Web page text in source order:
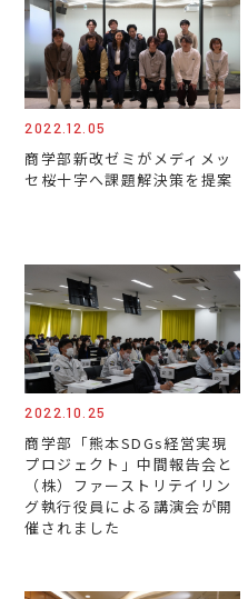
2022.12.05
商学部新改ゼミがメディメッ
セ桜十字へ課題解決策を提案
2022.10.25
商学部「熊本SDGs経営実現
プロジェクト」中間報告会と
（株）ファーストリテイリン
グ執行役員による講演会が開
催されました